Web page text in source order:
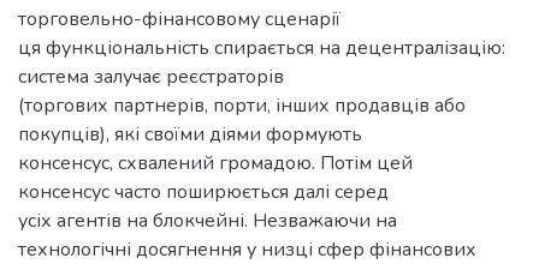
торговельно-фінансовому сценарії
ця функціональність спирається на децентралізацію:
система залучає реєстраторів
(торгових партнерів, порти, інших продавців або
покупців), які своїми діями формують
консенсус, схвалений громадою. Потім цей
консенсус часто поширюється далі серед
усіх агентів на блокчейні. Незважаючи на
технологічні досягнення у низці сфер фінансових